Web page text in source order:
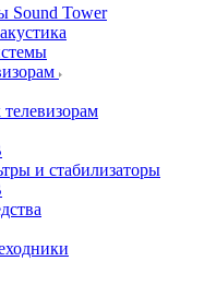
Sound Tower
и стабилизаторы